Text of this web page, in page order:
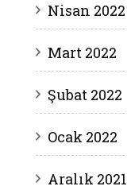
Nisan 2022
Mart 2022
Şubat 2022
Ocak 2022
Aralık 2021